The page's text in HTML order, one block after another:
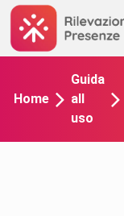
Home
Guida
all
uso